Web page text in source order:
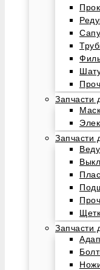
Запчасти
Запчасти
Запчасти